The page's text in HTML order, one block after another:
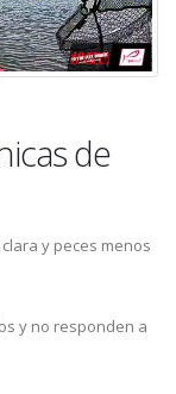
de
clara y peces menos
y no responden a